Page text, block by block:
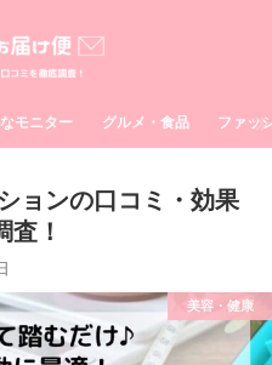
モニター グルメ・食品 ファッ
ョンの口コミ・効果
査！
美容・健康